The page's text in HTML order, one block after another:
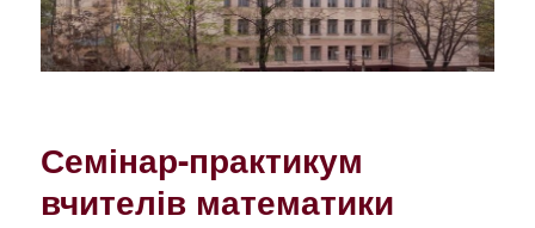
Семінар-практикум
вчителів математики